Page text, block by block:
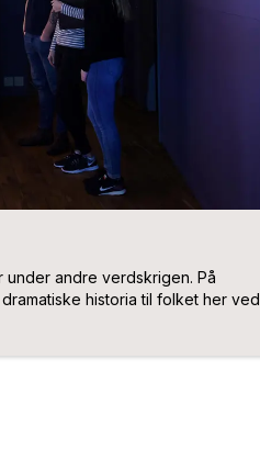
andre verdskrigen. På
historia til folket her ved